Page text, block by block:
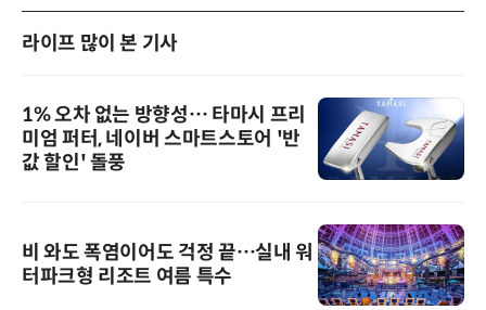
라이프 많이 본 기사
1% 오차 없는 방향성… 타마시 프리
미엄 퍼터, 네이버 스마트스토어 '반
값 할인' 돌풍
비 와도 폭염이어도 걱정 끝…실내 워
터파크형 리조트 여름 특수